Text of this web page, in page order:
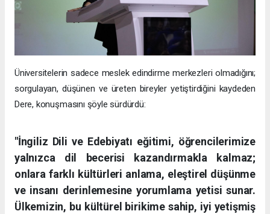
Üniversitelerin sadece meslek edindirme merkezleri olmadığını;
sorgulayan, düşünen ve üreten bireyler yetiştirdiğini kaydeden
Dere, konuşmasını şöyle sürdürdü:
"İngiliz Dili ve Edebiyatı eğitimi, öğrencilerimize
yalnızca dil becerisi kazandırmakla kalmaz;
onlara farklı kültürleri anlama, eleştirel düşünme
ve insanı derinlemesine yorumlama yetisi sunar.
Ülkemizin, bu kültürel birikime sahip, iyi yetişmiş